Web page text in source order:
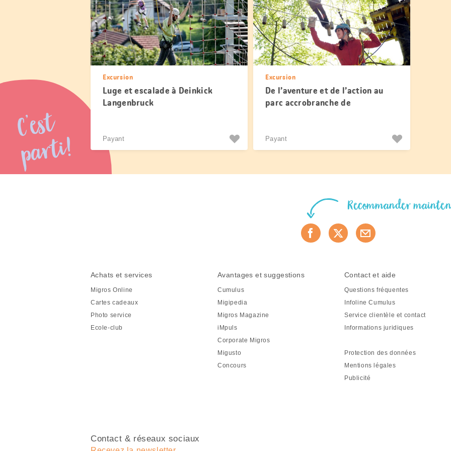
Excursion
Luge et escalade à Deinkick
Langenbruck
Payant
Excursion
De l’aventure et de l’action au
parc accrobranche de
Payant
C’est
parti!
Recommander
Achats et services
Migros Online
Cartes cadeaux
Photo service
Ecole-club
Avantages et suggestions
Cumulus
Migipedia
Migros Magazine
iMpuls
Corporate Migros
Migusto
Concours
Contact et aide
Questions fréquentes
Infoline Cumulus
Service clientèle et contact
Informations juridiques
Protection des données
Mentions légales
Publicité
Contact & réseaux sociaux